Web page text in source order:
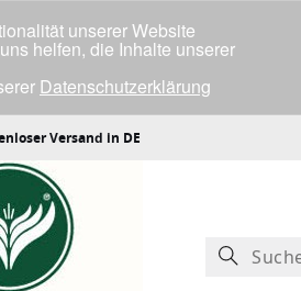
Versand in DE
unserer Website
helfen, die Inhalte unserer
Datenschutzerklärung